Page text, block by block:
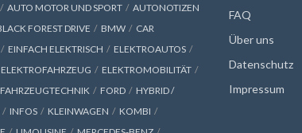
AUTO MOTOR UND SPORT
AUTONOTIZEN
FOREST DRIVE BMW
CAR
EINFACH ELEKTRISCH
ELEKTROAUTOS
ELEKTROFAHRZEUG
ELEKTROMOBILITÄT
FAHRZEUGTECHNIK FORD
HYBRID /
INFOS KLEINWAGEN
KOMBI
FAQ
Über uns
Datenschutz
Impressum